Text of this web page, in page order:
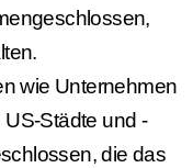
wie Unternehmen
Städte und -
die das